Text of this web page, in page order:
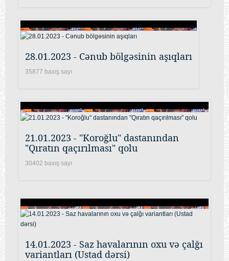
28.01.2023 - Cənub bölgəsinin aşıqları
35877 baxış sayı
21.01.2023 - "Koroğlu" dastanından
"Qıratın qaçırılması" qolu
30402 baxış sayı
14.01.2023 - Saz havalarının oxu və çalğı
variantları (Ustad dərsi)